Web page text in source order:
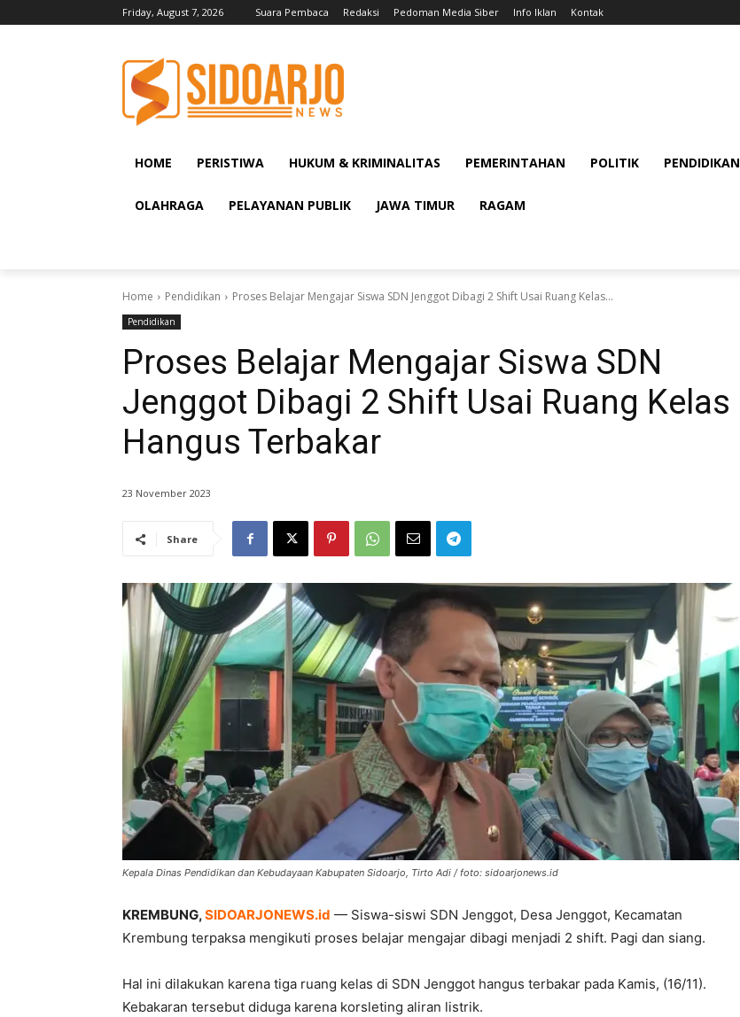
Friday, August 7, 2026 Suara Pembaca Redaksi Pedoman Media Siber Info Iklan Kontak
HOME PERISTIWA HUKUM & KRIMINALITAS PEMERINTAHAN POLITIK PENDIDIKAN
OLAHRAGA PELAYANAN PUBLIK JAWA TIMUR RAGAM
Home Pendidikan Proses Belajar Mengajar Siswa SDN Jenggot Dibagi 2 Shift Usai Ruang Kelas...
Pendidikan
Proses Belajar Mengajar Siswa SDN
Jenggot Dibagi 2 Shift Usai Ruang Kelas
Hangus Terbakar
23 November 2023
Share
Kepala Dinas Pendidikan dan Kebudayaan Kabupaten Sidoarjo, Tirto Adi / foto: sidoarjonews.id
KREMBUNG,SIDOARJONEWS.id — Siswa-siswi SDN Jenggot, Desa Jenggot, Kecamatan
Krembung terpaksa mengikuti proses belajar mengajar dibagi menjadi 2 shift. Pagi dan siang.
Hal ini dilakukan karena tiga ruang kelas di SDN Jenggot hangus terbakar pada Kamis, (16/11).
Kebakaran tersebut diduga karena korsleting aliran listrik.